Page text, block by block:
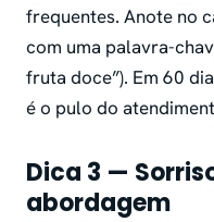
frequentes. Anote no
com uma palavra-
fruta doce”). Em 60
é o pulo do
Dica 3 —
abordagem